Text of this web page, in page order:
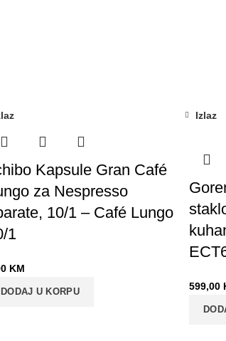
Kapsule Gran Café
za Nespresso
10/1 – Café Lungo
1
KM
DODAJ U KORPU
Izlaz
599,00